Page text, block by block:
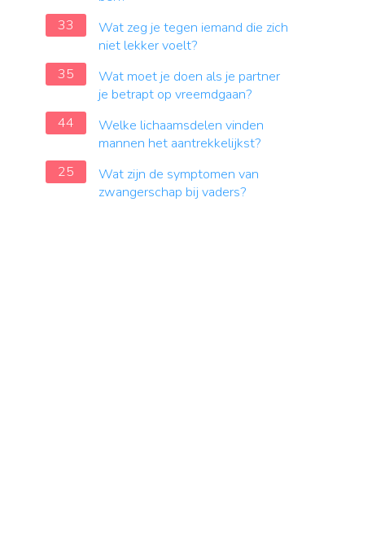
33
Wat zeg je tegen iemand die zich
niet lekker voelt?
35
Wat moet je doen als je partner
je betrapt op vreemdgaan?
44
Welke lichaamsdelen vinden
mannen het aantrekkelijkst?
25
Wat zijn de symptomen van
zwangerschap bij vaders?